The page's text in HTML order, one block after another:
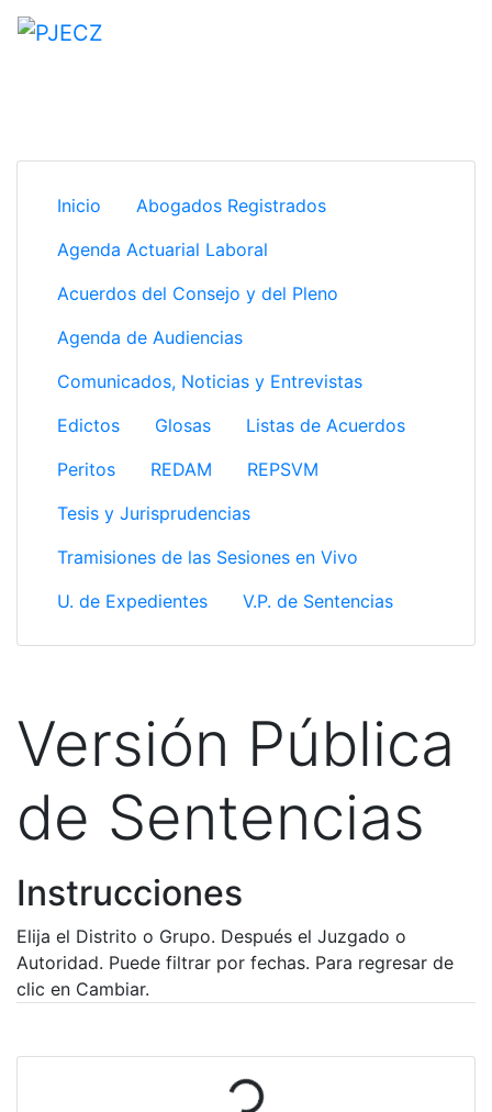
Inicio
Abogados Registrados
Agenda Actuarial Laboral
Acuerdos del Consejo y del Pleno
Agenda de Audiencias
Comunicados, Noticias y Entrevistas
Edictos
Glosas
Listas de Acuerdos
Peritos
REDAM
REPSVM
Tesis y Jurisprudencias
Tramisiones de las Sesiones en Vivo
U. de Expedientes
V.P. de Sentencias
Versión Pública
de Sentencias
Instrucciones
Elija el Distrito o Grupo. Después el Juzgado o
Autoridad. Puede filtrar por fechas. Para regresar de
clic en Cambiar.
Cargando...